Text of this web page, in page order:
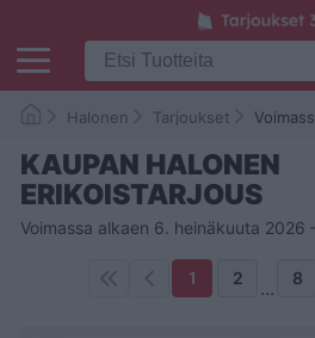
Halonen Tarjoukset
KAUPAN HALONEN
ERIKOISTARJOUS
Voimassa alkaen 6. heinäkuuta 2026
1 2 ... 8